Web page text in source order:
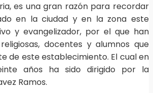
es una gran razón para recordar
en la ciu­dad y en la zona este
y evangelizador, por el que han
docentes y alumnos que
de este establecimiento. El cual en
años ha sido dirigido por la
Ra­mos.